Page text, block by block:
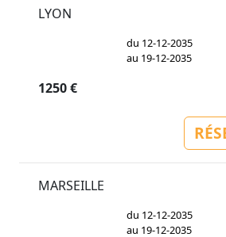
LYON
du 12-12-2035
au 19-12-2035
1250 €
MARSEILLE
du 12-12-2035
au 19-12-2035